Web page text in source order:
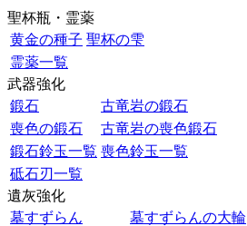
聖杯瓶・霊薬
黄金の種子 聖杯の雫
霊薬一覧
武器強化
鍛石
古竜岩の鍛石
喪色の鍛石
古竜岩の喪色鍛石
鍛石鈴玉一覧 喪色鈴玉一覧
砥石刃一覧
遺灰強化
墓すずらん
墓すずらんの大輪